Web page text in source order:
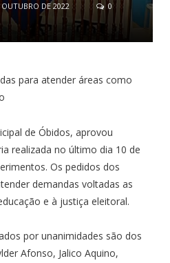
OUTUBRO DE 2022
0
para atender áreas como
de Óbidos, aprovou
realizada no último dia 10 de
Os pedidos dos
demandas voltadas as
e à justiça eleitoral.
por unanimidades são dos
Afonso, Jalico Aquino,